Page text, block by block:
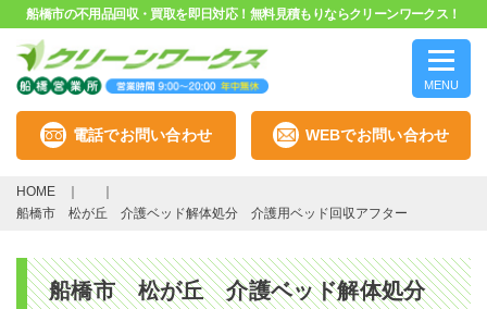
船橋市の不用品回収・買取を即日対応！無料見積もりならクリーンワークス！
MENU
電話でお問い合わせ WEBでお問い合わせ
HOME
船橋市 松が丘 介護ベッド解体処分 介護用ベッド回収アフター
船橋市 松が丘 介護ベッド解体処分